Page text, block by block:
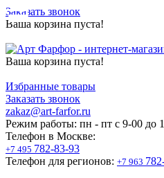
Заказать звонок
Ваша корзина пуста!
Ваша корзина пуста!
Избранные товары
Заказать звонок
zakaz@art-farfor.ru
Режим работы: пн - пт c 9-00 до
Телефон в Москве:
+7 495 782-83-93
Телефон для регионов: +7 963